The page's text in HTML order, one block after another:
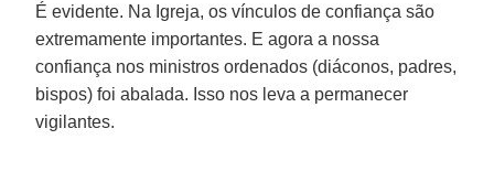
É evidente. Na Igreja, os vínculos de confiança são
extremamente importantes. E agora a nossa
confiança nos ministros ordenados (diáconos, padres,
bispos) foi abalada. Isso nos leva a permanecer
vigilantes.